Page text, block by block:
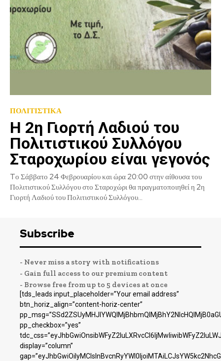
ΠΟΛΙΤΙΣΤΙΚΑ
Η 2η Γιορτή Λαδιού του
Πολιτιστικού Συλλόγου
Σταροχωρίου είναι γεγονός
Tο Σάββατο 24 Φεβρουαρίου και ώρα 20:00 στην αίθουσα του
Πολιτιστικού Συλλόγου στο Σταροχώρι θα πραγματοποιηθεί η 2η
Γιορτή Λαδιού του Πολιτιστικού Συλλόγου...
Subscribe
- Never miss a story with notifications
- Gain full access to our premium content
- Browse free from up to 5 devices at once
[tds_leads input_placeholder=”Your email address”
btn_horiz_align=”content-horiz-center”
pp_checkbox=”yes”
display=”column”